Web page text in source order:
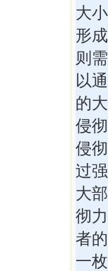
大
形
则
以
的
侵
侵
过
大
彻
者
一